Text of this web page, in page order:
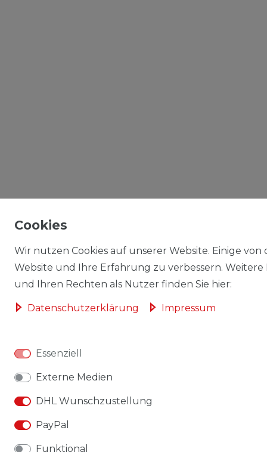
Cookies
Wir nutzen Cookies auf unserer Website. Einige
Website und Ihre Erfahrung zu verbessern.
und Ihren Rechten als Nutzer finden Sie hier:
Daten­schutz­erklärung Impressum
Essenziell
Externe Medien
DHL Wunschzustellung
PayPal
Funktional